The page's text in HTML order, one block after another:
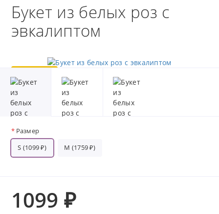
Букет из белых роз с
эвкалиптом
Хит
1099 ₽
Размер
S (1099 ₽) M (1759 ₽)